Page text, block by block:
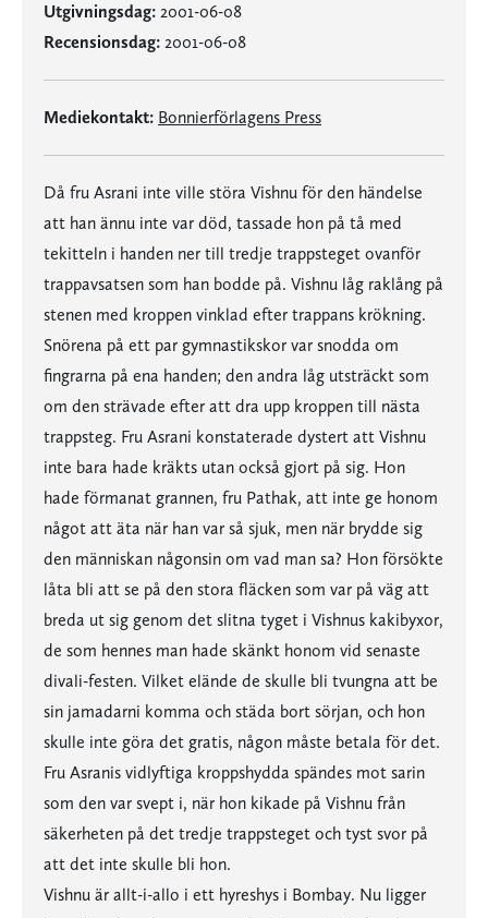
Utgivningsdag: 2001-06-08
Recensionsdag: 2001-06-08
Mediekontakt: Bonnierförlagens Press
Då fru Asrani inte ville störa Vishnu för den händelse
att han ännu inte var död, tassade hon på tå med
tekitteln i handen ner till tredje trappsteget ovanför
trappavsatsen som han bodde på. Vishnu låg raklång på
stenen med kroppen vinklad efter trappans krökning.
Snörena på ett par gymnastikskor var snodda om
fingrarna på ena handen; den andra låg utsträckt som
om den strävade efter att dra upp kroppen till nästa
trappsteg. Fru Asrani konstaterade dystert att Vishnu
inte bara hade kräkts utan också gjort på sig. Hon
hade förmanat grannen, fru Pathak, att inte ge honom
något att äta när han var så sjuk, men när brydde sig
den människan någonsin om vad man sa? Hon försökte
låta bli att se på den stora fläcken som var på väg att
breda ut sig genom det slitna tyget i Vishnus kakibyxor,
de som hennes man hade skänkt honom vid senaste
divali-festen. Vilket elände de skulle bli tvungna att be
sin jamadarni komma och städa bort sörjan, och hon
skulle inte göra det gratis, någon måste betala för det.
Fru Asranis vidlyftiga kroppshydda spändes mot sarin
som den var svept i, när hon kikade på Vishnu från
säkerheten på det tredje trappsteget och tyst svor på
att det inte skulle bli hon.
Vishnu är allt-i-allo i ett hyreshys i Bombay. Nu ligger